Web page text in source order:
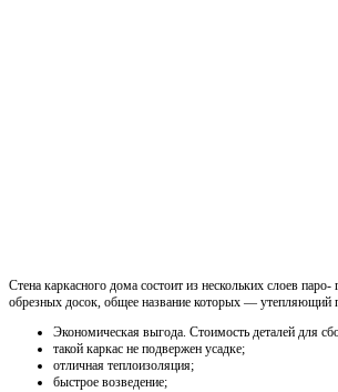
Стена каркасного дома состоит из нескольких слоев
обрезных досок, общее название которых — утепляющий
Экономическая выгода. Стоимость деталей для
такой каркас не подвержен усадке;
отличная теплоизоляция;
быстрое возведение;